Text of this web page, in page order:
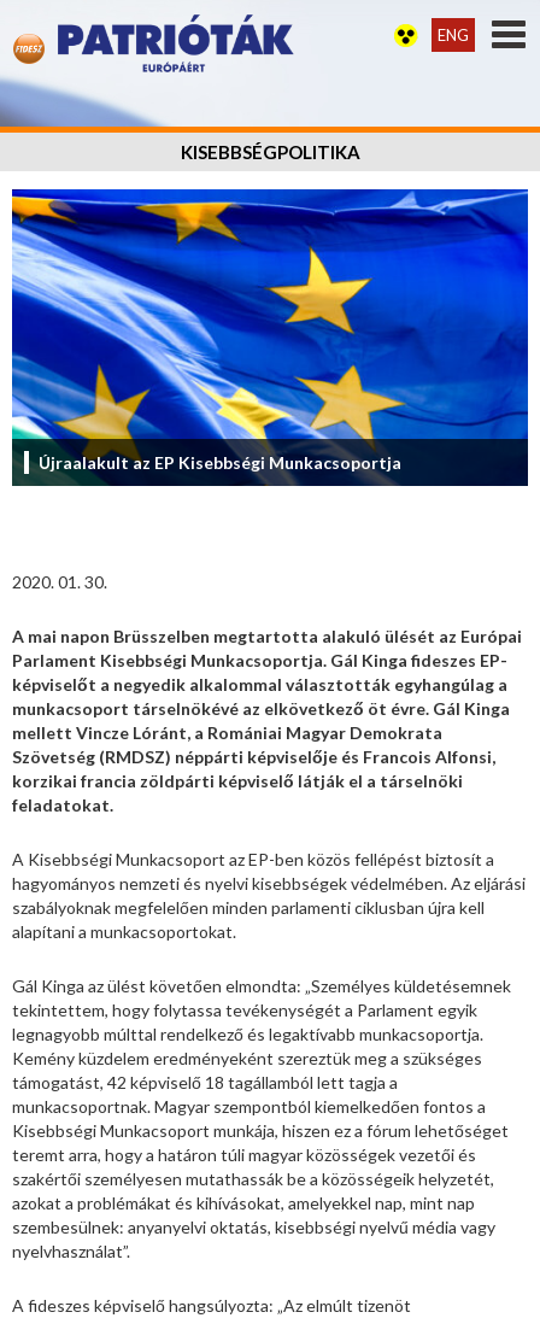
ENG
KISEBBSÉGPOLITIKA
Újraalakult az EP Kisebbségi Munkacsoportja
2020. 01. 30.
A mai napon Brüsszelben megtartotta alakuló ülését az Európai
Parlament Kisebbségi Munkacsoportja. Gál Kinga fideszes EP-
képviselőt a negyedik alkalommal választották egyhangúlag a
munkacsoport társelnökévé az elkövetkező öt évre. Gál Kinga
mellett Vincze Lóránt, a Romániai Magyar Demokrata
Szövetség (RMDSZ) néppárti képviselője és Francois Alfonsi,
korzikai francia zöldpárti képviselő látják el a társelnöki
feladatokat.
A Kisebbségi Munkacsoport az EP-ben közös fellépést biztosít a
hagyományos nemzeti és nyelvi kisebbségek védelmében. Az eljárási
szabályoknak megfelelően minden parlamenti ciklusban újra kell
alapítani a munkacsoportokat.
Gál Kinga az ülést követően elmondta: „Személyes küldetésemnek
tekintettem, hogy folytassa tevékenységét a Parlament egyik
legnagyobb múlttal rendelkező és legaktívabb munkacsoportja.
Kemény küzdelem eredményeként szereztük meg a szükséges
támogatást, 42 képviselő 18 tagállamból lett tagja a
munkacsoportnak. Magyar szempontból kiemelkedően fontos a
Kisebbségi Munkacsoport munkája, hiszen ez a fórum lehetőséget
teremt arra, hogy a határon túli magyar közösségek vezetői és
szakértői személyesen mutathassák be a közösségeik helyzetét,
azokat a problémákat és kihívásokat, amelyekkel nap, mint nap
szembesülnek: anyanyelvi oktatás, kisebbségi nyelvű média vagy
nyelvhasználat”.
A fideszes képviselő hangsúlyozta: „Az elmúlt tizenöt